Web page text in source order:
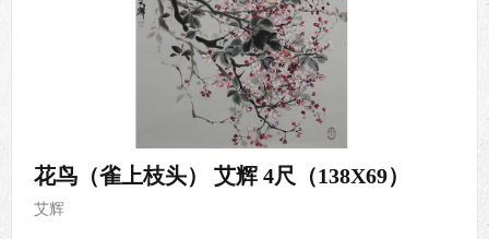
花鸟（雀上枝头） 艾辉 4尺（138X69）
艾辉